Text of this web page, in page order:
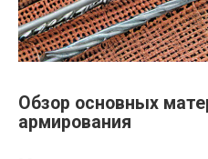
Обзор основных
армирования